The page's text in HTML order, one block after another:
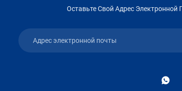
Оставьте Свой Адрес